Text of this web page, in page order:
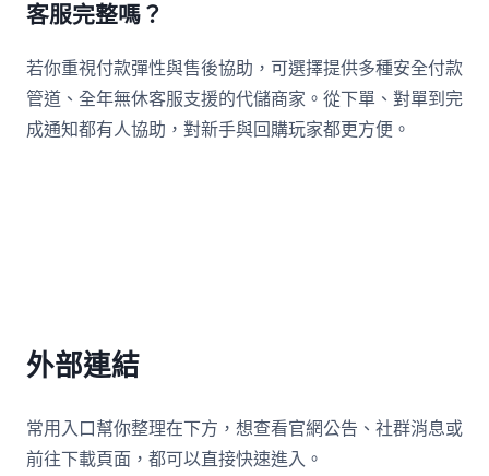
客服完整嗎？
若你重視付款彈性與售後協助，可選擇提供多種安全付款
管道、全年無休客服支援的代儲商家。從下單、對單到完
成通知都有人協助，對新手與回購玩家都更方便。
外部連結
常用入口幫你整理在下方，想查看官網公告、社群消息或
前往下載頁面，都可以直接快速進入。